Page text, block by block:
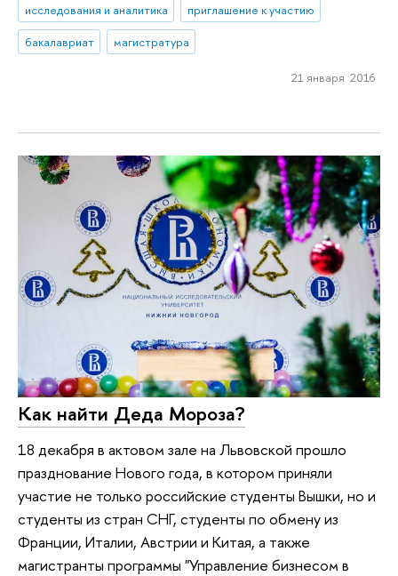
исследования и аналитика
приглашение к участию
бакалавриат
магистратура
21 января 2016
Как найти Деда Мороза?
18 декабря в актовом зале на Львовской прошло
празднование Нового года, в котором приняли
участие не только российские студенты Вышки, но и
студенты из стран СНГ, студенты по обмену из
Франции, Италии, Австрии и Китая, а также
магистранты программы "Управление бизнесом в